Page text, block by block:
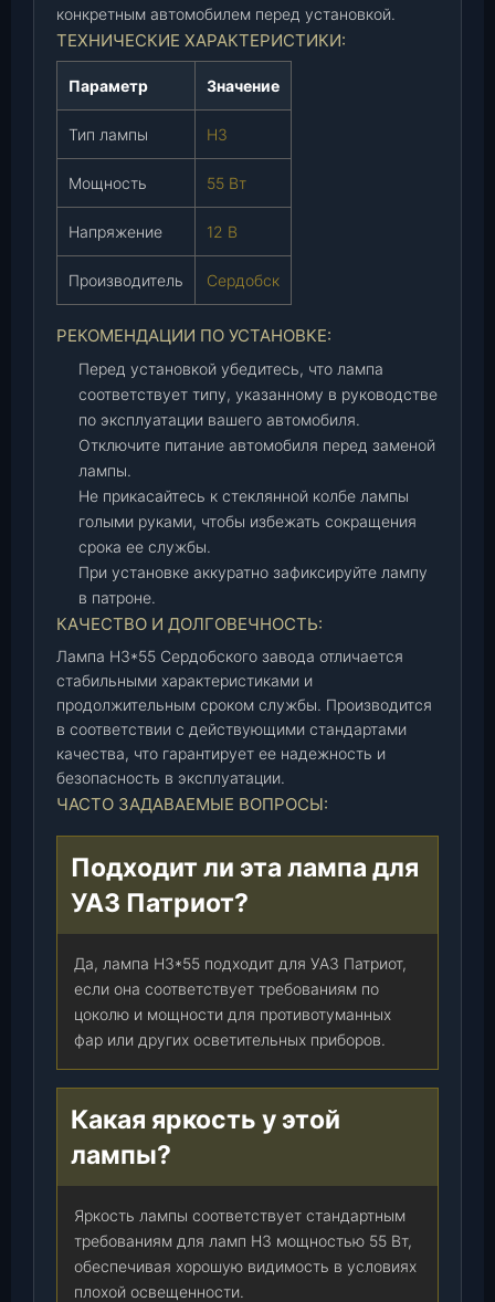
с
ш
конкретным автомобилем перед установкой.
ТЕХНИЧЕСКИЕ ХАРАКТЕРИСТИКИ:
Параметр Значение
Тип лампы Н3
Мощность 55 Вт
Напряжение 12 В
Производитель Сердобск
РЕКОМЕНДАЦИИ ПО УСТАНОВКЕ:
Перед установкой убедитесь, что лампа
соответствует типу, указанному в руководстве
по эксплуатации вашего автомобиля.
Отключите питание автомобиля перед заменой
лампы.
Не прикасайтесь к стеклянной колбе лампы
голыми руками, чтобы избежать сокращения
срока ее службы.
При установке аккуратно зафиксируйте лампу
в патроне.
КАЧЕСТВО И ДОЛГОВЕЧНОСТЬ:
Лампа Н3*55 Сердобского завода отличается
стабильными характеристиками и
продолжительным сроком службы. Производится
в соответствии с действующими стандартами
качества, что гарантирует ее надежность и
безопасность в эксплуатации.
ЧАСТО ЗАДАВАЕМЫЕ ВОПРОСЫ:
Подходит ли эта лампа для
УАЗ Патриот?
Да, лампа Н3*55 подходит для УАЗ Патриот,
если она соответствует требованиям по
цоколю и мощности для противотуманных
фар или других осветительных приборов.
Какая яркость у этой
лампы?
Яркость лампы соответствует стандартным
требованиям для ламп H3 мощностью 55 Вт,
обеспечивая хорошую видимость в условиях
плохой освещенности.